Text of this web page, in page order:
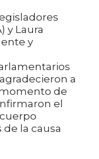
y Laura
y
a
de
el
de la causa